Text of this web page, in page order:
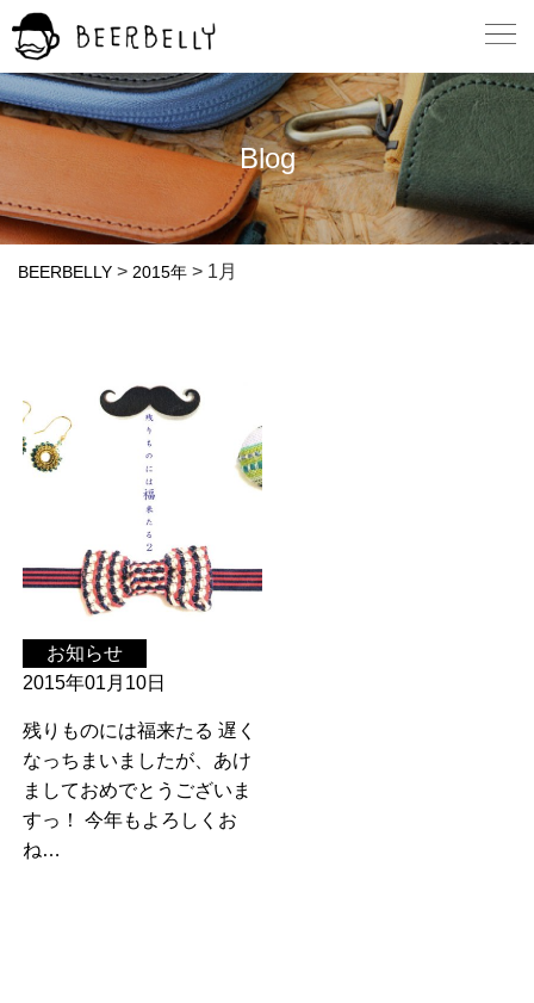
Blog
BEERBELLY > 2015年 > 1月
お知らせ
2015年01月10日
残りものには福来たる 遅く
なっちまいましたが、あけ
ましておめでとうございま
すっ！ 今年もよろしくお
ね…